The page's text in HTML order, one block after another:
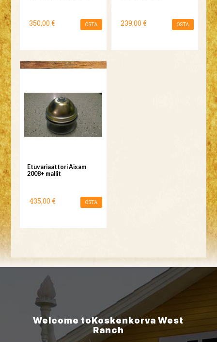
350,00 € OSTA 239,00 € OSTA
Etuvariaattori Aixam
2008+ mallit
435,00 € OSTA
Welcome toKoskenkorvaWest
Ranch